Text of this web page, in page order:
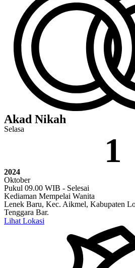
Akad Nikah
Selasa
1
2024
Oktober
Pukul 09.00 WIB - Selesai
Kediaman Mempelai Wanita
Lenek Baru, Kec. Aikmel, Kabupaten
Tenggara Bar.
Lihat Lokasi